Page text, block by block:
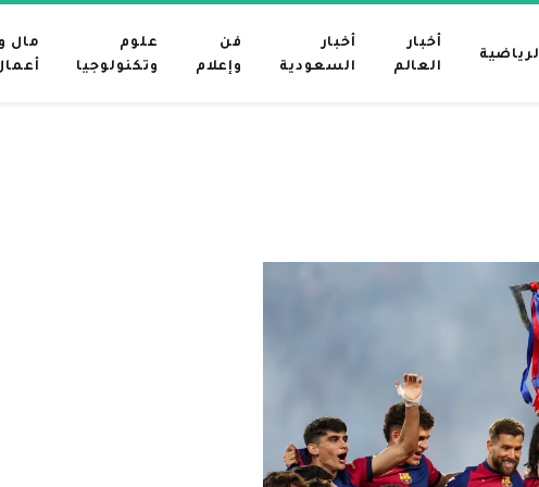
أخبار
العالم
أخبار
السعودية
فن
وإعلام
علوم
وتكنولوجيا
مال و